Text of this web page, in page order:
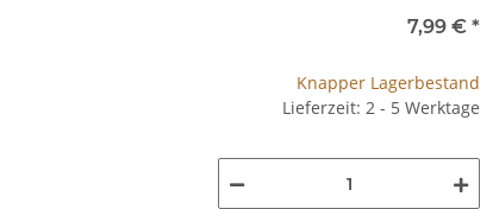
7,99 € *
Knapper Lagerbestand
Lieferzeit: 2 - 5 Werktage